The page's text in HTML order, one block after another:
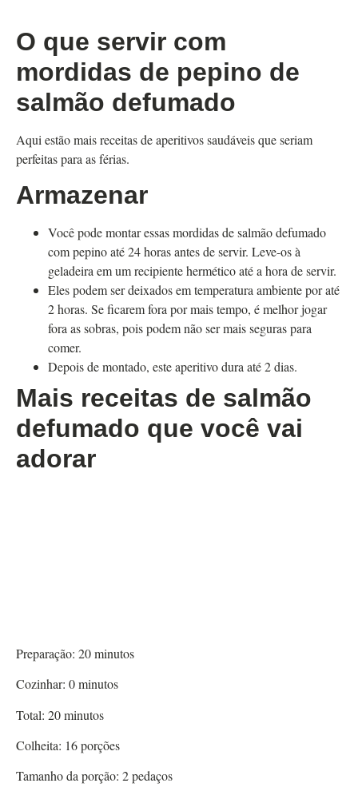
O que servir com
mordidas de pepino de
salmão defumado
Aqui estão mais receitas de aperitivos saudáveis ​​​​que seriam
perfeitas para as férias.
Armazenar
Você pode montar essas mordidas de salmão defumado
com pepino até 24 horas antes de servir. Leve-os à
geladeira em um recipiente hermético até a hora de servir.
Eles podem ser deixados em temperatura ambiente por até
2 horas. Se ficarem fora por mais tempo, é melhor jogar
fora as sobras, pois podem não ser mais seguras para
comer.
Depois de montado, este aperitivo dura até 2 dias.
Mais receitas de salmão
defumado que você vai
adorar
Preparação: 20minutos
Cozinhar: 0minutos
Total: 20minutos
Colheita: 16porções
Tamanho da porção: 2pedaços